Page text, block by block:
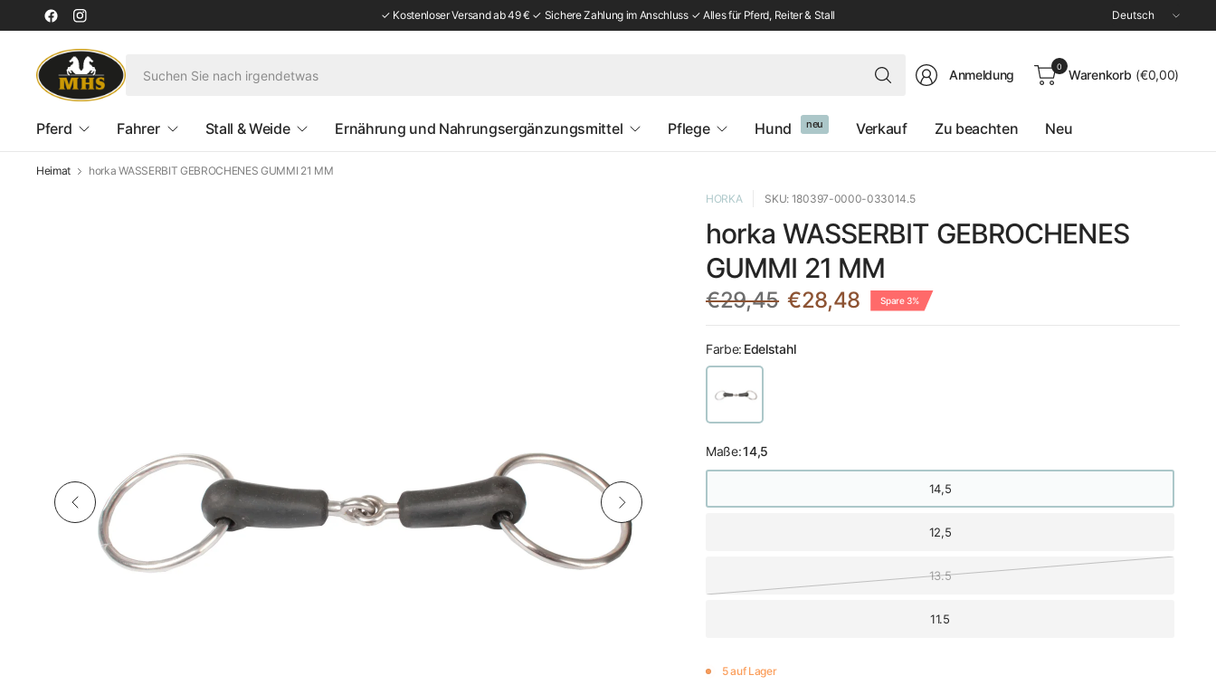
✓ Kostenloser Versand ab 49 € ✓ Sichere Zahlung im Anschluss ✓ Alles für Pferd, Reiter & Stall
Land/Region
aktualisieren
Suchen
Sie
irgendetwas
Anmeldung
0
Warenkorb (€0,00)
Pferd Fahrer Stall & Weide Ernährung und Nahrungsergänzungsmittel Pflege Hund neu Verkauf Zu beachten Neu
Heimat horka WASSERBIT GEBROCHENES GUMMI 21 MM
HORKA SKU: 180397-0000-033014.5
horka WASSERBIT GEBROCHENES
GUMMI 21 MM
€29,45 €28,48 Spare 3%
Farbe: Edelstahl
Maße:14,5
14,5
12,5
13.5
11.5
5 auf Lager